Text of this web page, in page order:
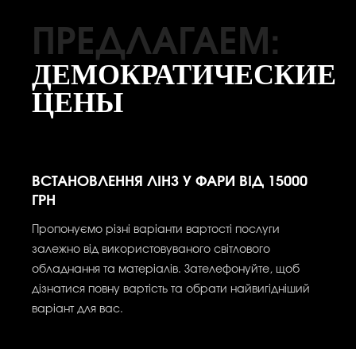
ПРЕДЛАГАЕМ:
ДЕМОКРАТИЧЕСКИЕ
ЦЕНЫ
ВСТАНОВЛЕННЯ ЛІНЗ У ФАРИ ВІД 15000
ГРН
Пропонуємо різні варіанти вартості послуги
залежно від використовуваного світлового
обладнання та матеріалів. Зателефонуйте, щоб
дізнатися повну вартість та обрати найвигідніший
варіант для вас.